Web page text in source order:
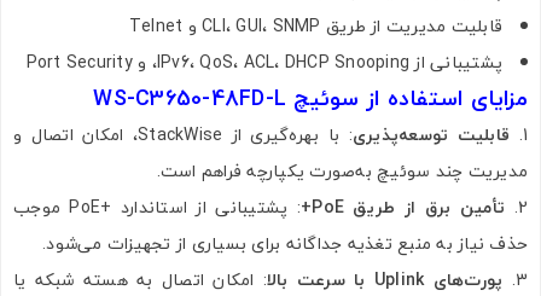
قابلیت مدیریت از طریق CLI، GUI، SNMP و Telnet
پشتیبانی از IPv6، QoS، ACL، DHCP Snooping، و Port Security
مزایای استفاده از سوئیچ WS-C3650-48FD-L
قابلیت توسعه‌پذیری
: با بهره‌گیری از StackWise، امکان اتصال و
مدیریت چند سوئیچ به‌صورت یکپارچه فراهم است.
تأمین برق از طریق PoE+
: پشتیبانی از استاندارد +PoE موجب
حذف نیاز به منبع تغذیه جداگانه برای بسیاری از تجهیزات می‌شود.
پورت‌های Uplink با سرعت بالا
: امکان اتصال به هسته شبکه یا